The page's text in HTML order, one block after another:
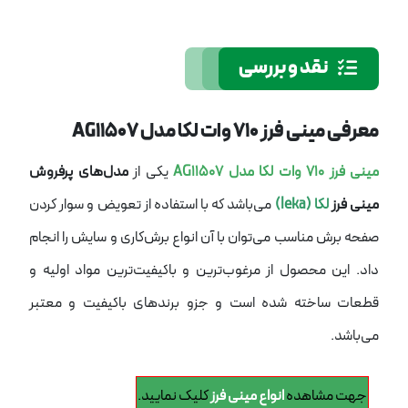
نقد و بررسی
معرفی مینی فرز 710 وات لکا مدل AG11507
مینی فرز 710 وات لکا مدل AG11507 یکی از مدل‌های پرفروش
مینی فرزلکا (leka)
می‌باشد که با استفاده از تعویض و سوار کردن
صفحه برش مناسب می‌توان با آن انواع برش‌کاری و سایش را انجام
داد. این محصول از مرغوب‌ترین و باکیفیت‌ترین مواد اولیه و
قطعات ساخته شده است و جزو برندهای باکیفیت و معتبر
می‌باشد.
جهت مشاهدهانواع مینی فرزکلیک نمایید.